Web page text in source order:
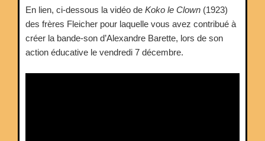
En lien, ci-dessous la vidéo de Koko le Clown (1923)
des frères Fleicher pour laquelle vous avez contribué à
créer la bande-son d’Alexandre Barette, lors de son
action éducative le vendredi 7 décembre.